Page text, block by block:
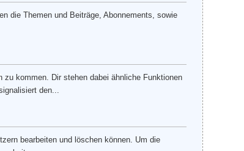
die Themen und Beiträge, Abonnements, sowie
zu kommen. Dir stehen dabei ähnliche Funktionen
den...
bearbeiten und löschen können. Um die